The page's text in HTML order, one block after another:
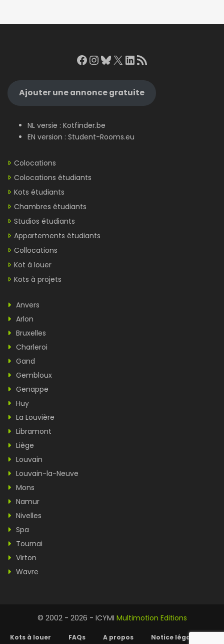
Facebook
Instagram
Bluesky
X LinkedIn
RSS Feed
Ajouter une annonce gratuite
NL versie : Kotfinder.be
EN version : Student-Rooms.eu
Colocations
Colocations étudiants
Kots étudiants
Chambres étudiants
Studios étudiants
Appartements étudiants
Collocations
Kot à louer
Kots à projets
Anvers
Arlon
Bruxelles
Charleroi
Gand
Gembloux
Genappe
Huy
La Louvière
Libramont
Liège
Louvain
Louvain-la-Neuve
Mons
Namur
Nivelles
Spa
Tournai
Virton
Wavre
© 2002 - 2026 - ICYMI Multimotion Editions
Kots à louer FAQs A propos Notice légale